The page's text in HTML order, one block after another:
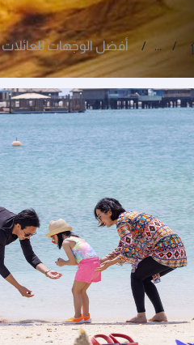
... أفضل الوجهات